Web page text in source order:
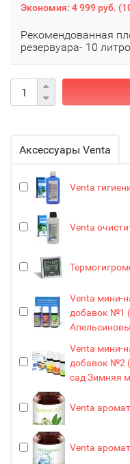
Экономия: 4 999 руб. (
Рекомендованная
резервуара- 10
Аксессуары Venta
Venta
Venta
Venta мини-
добавок №1
Venta мини-
добавок №2
сад Зимняя
Venta
Venta